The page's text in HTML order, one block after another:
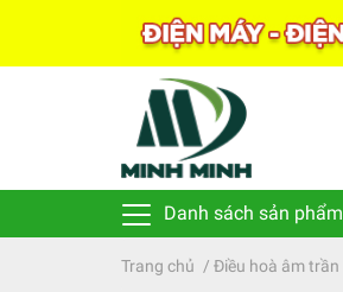
Danh sách sản phẩm
Trang chủ / Điều hoà âm trần